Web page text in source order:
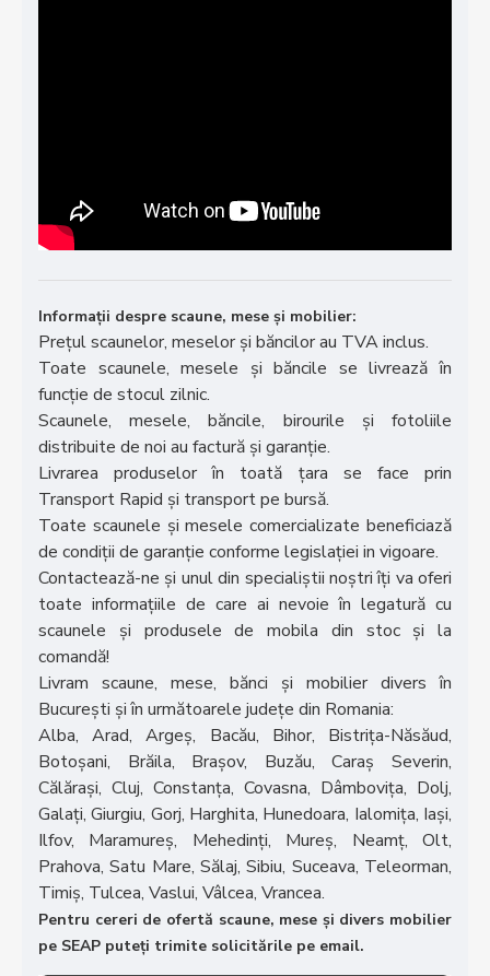
Informații despre scaune, mese și mobilier:
Prețul scaunelor, meselor și băncilor au TVA inclus.
Toate scaunele, mesele și băncile se livrează în
funcție de stocul zilnic.
Scaunele, mesele, băncile, birourile și fotoliile
distribuite de noi au factură și garanție.
Livrarea produselor în toată țara se face prin
Transport Rapid și transport pe bursă.
Toate scaunele și mesele comercializate beneficiază
de condiții de garanție conforme legislației in vigoare.
Contactează-ne și unul din specialiștii noștri îți va oferi
toate informațiile de care ai nevoie în legatură cu
scaunele și produsele de mobila din stoc și la
comandă!
Livram scaune, mese, bănci și mobilier divers în
București și în următoarele județe din Romania:
Alba, Arad, Argeș, Bacău, Bihor, Bistrița-Năsăud,
Botoșani, Brăila, Brașov, Buzău, Caraș Severin,
Călărași, Cluj, Constanța, Covasna, Dâmbovița, Dolj,
Galați, Giurgiu, Gorj, Harghita, Hunedoara, Ialomița, Iași,
Ilfov, Maramureș, Mehedinți, Mureș, Neamț, Olt,
Prahova, Satu Mare, Sălaj, Sibiu, Suceava, Teleorman,
Timiș, Tulcea, Vaslui, Vâlcea, Vrancea.
Pentru cereri de ofertă scaune, mese și divers mobilier
pe SEAP puteți trimite solicitările pe email.